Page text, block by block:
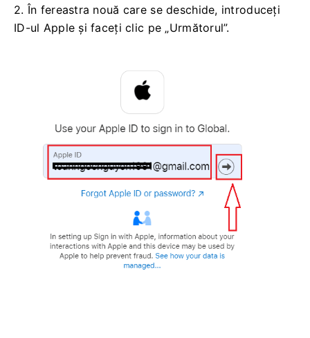
2. În fereastra nouă care se deschide, introduceți
ID-ul Apple și faceți clic pe „Următorul”.